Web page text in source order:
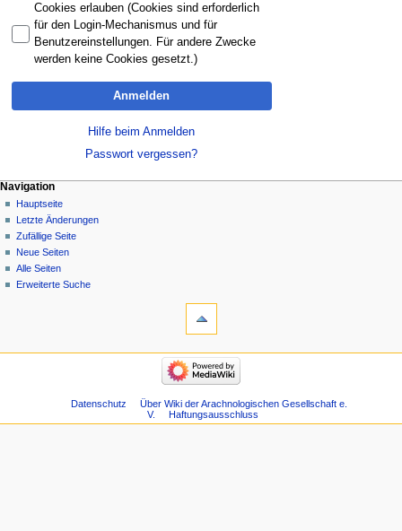
Cookies erlauben (Cookies sind erforderlich
für den Login-Mechanismus und für
Benutzereinstellungen. Für andere Zwecke
werden keine Cookies gesetzt.)
Anmelden
Hilfe beim Anmelden
Passwort vergessen?
Navigation
Hauptseite
Letzte Änderungen
Zufällige Seite
Neue Seiten
Alle Seiten
Erweiterte Suche
Datenschutz
Über Wiki der Arachnologischen Gesellschaft e.
V.
Haftungsausschluss